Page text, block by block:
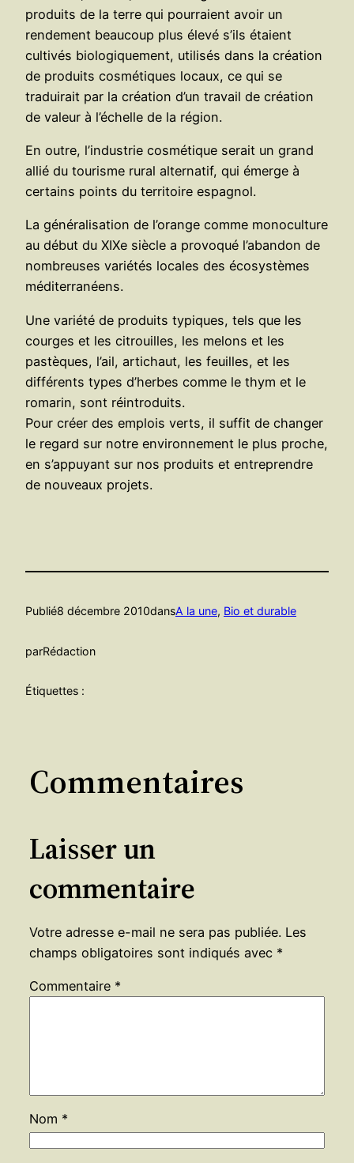
produits de la terre qui pourraient avoir un
rendement beaucoup plus élevé s’ils étaient
cultivés biologiquement, utilisés dans la création
de produits cosmétiques locaux, ce qui se
traduirait par la création d’un travail de création
de valeur à l’échelle de la région.
En outre, l’industrie cosmétique serait un grand
allié du tourisme rural alternatif, qui émerge à
certains points du territoire espagnol.
La généralisation de l’orange comme monoculture
au début du XIXe siècle a provoqué l’abandon de
nombreuses variétés locales des écosystèmes
méditerranéens.
Une variété de produits typiques, tels que les
courges et les citrouilles, les melons et les
pastèques, l’ail, artichaut, les feuilles, et les
différents types d’herbes comme le thym et le
romarin, sont réintroduits.
Pour créer des emplois verts, il suffit de changer
le regard sur notre environnement le plus proche,
en s’appuyant sur nos produits et entreprendre
de nouveaux projets.
Publié8 décembre 2010dansA la une, Bio et durable
parRédaction
Étiquettes :
Commentaires
Laisser un
commentaire
Votre adresse e-mail ne sera pas publiée. Les
champs obligatoires sont indiqués avec *
Commentaire *
Nom *